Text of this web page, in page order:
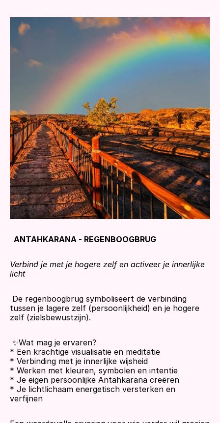
ANTAHKARANA - REGENBOOGBRUG
Verbind je met je hogere zelf en activeer je innerlijke
licht
De regenboogbrug symboliseert de verbinding
tussen je lagere zelf (persoonlijkheid) en je hogere
zelf (zielsbewustzijn).
✨Wat mag je ervaren?
* Een krachtige visualisatie en meditatie
* Verbinding met je innerlijke wijsheid
* Werken met kleuren, symbolen en intentie
* Je eigen persoonlijke Antahkarana creëren
* Je lichtlichaam energetisch versterken en
verfijnen